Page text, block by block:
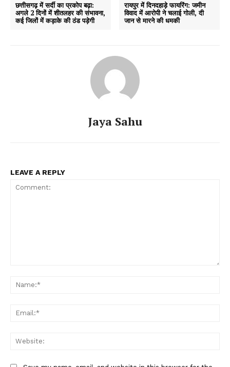
छत्तीसगढ़ में सर्दी का प्रकोप बढ़ा:
अगले 2 दिनों में शीतलहर की संभावना,
कई जिलों में कड़ाके की ठंड पड़ेगी
रायपुर में दिनदहाड़े फायरिंग: जमीन
विवाद में आरोपी ने चलाई गोली, दी
जान से मारने की धमकी
Jaya Sahu
LEAVE A REPLY